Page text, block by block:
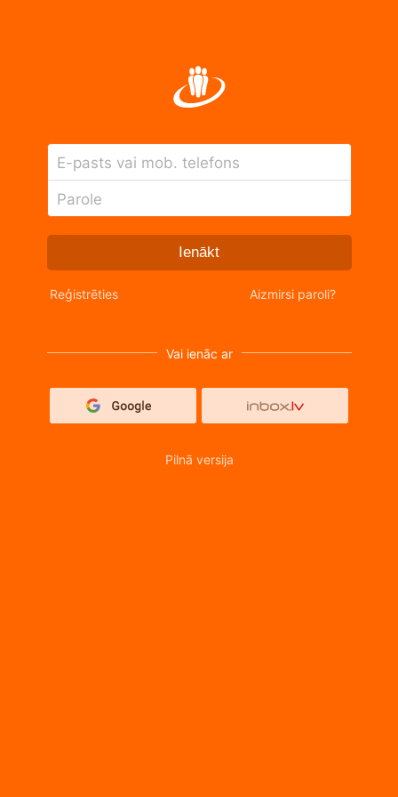
E-pasts vai mob. telefons
Parole
Ienākt
Reģistrēties Aizmirsi paroli?
Vai ienāc ar
Pilnā versija